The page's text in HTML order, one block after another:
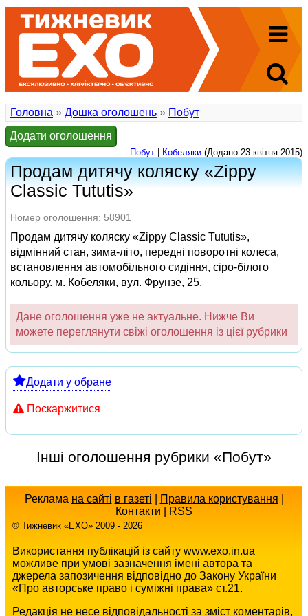
Головна » Дошка оголошень » Побут
Додати оголошення
Побут Кобеляки (Додано:23 квітня 2015)
Продам дитячу коляску «Zippy
Classic Tututis»
Номер оголошення: 58901
Продам дитячу коляску «Zippy Classic Tututis»,
відмінний стан, зима-літо, передні поворотні колеса,
встановлення автомобільного сидіння, сіро-білого
кольору. м. Кобеляки, вул. Фрунзе, 25.
Дане оголошення уже не актуальне. Нижче Ви
можете переглянути свіжі оголошення із цієї рубрики
Додати у обране
Поскаржитися
Інші оголошення рубрики «Побут»
Реклама на сайті в газеті Правила користування
Контакти
RSS
© Тижневик «EХO» 2009 - 2026
Використання публікацій із сайту www.exo.in.ua
можливе при умові зазначення імені автора та
джерела запозичення відповідно до Закону України
«Про авторське право і суміжні права» ст.21.
Редакція не несе відповідальності за зміст коментарів,